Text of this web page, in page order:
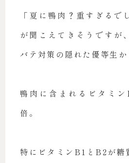
「夏に鴨肉？重すぎるで
が聞こえてきそうですが
バテ対策の隠れた優等生か
鴨肉に含まれるビタミ
倍。
特にビタミンB1とB2が糖